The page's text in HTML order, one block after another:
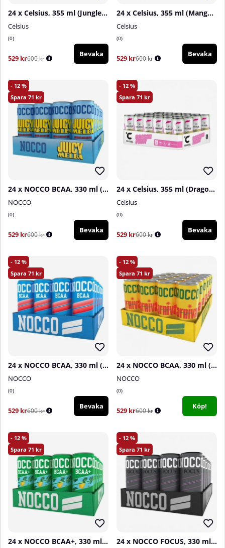
24 x Celsius, 355 ml (Jungle Vibe)
Celsius
0
529 kr600 kr
Bevaka
24 x Celsius, 355 ml (Mango Lemonade)
Celsius
0
529 kr600 kr
Bevaka
12
71
24 x NOCCO BCAA, 330 ml (Juicy Melba)
NOCCO
0
529 kr600 kr
Bevaka
12
71
24 x Celsius, 355 ml (Dragon Fruit)
Celsius
0
529 kr600 kr
Bevaka
12
71
24 x NOCCO BCAA, 330 ml (Mango Del Sol)
NOCCO
0
529 kr600 kr
Bevaka
12
71
24 x NOCCO BCAA, 330 ml (Carnival)
NOCCO
0
529 kr600 kr
Köp!
12
71
24 x NOCCO BCAA+, 330 ml (Caribbean - Koffeinfri)
12
71
24 x NOCCO FOCUS, 330 ml (Passionite)